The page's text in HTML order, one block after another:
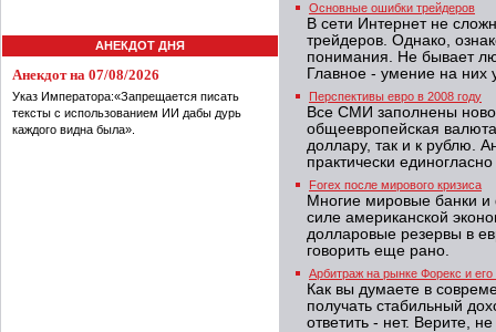
АНЕКДОТ ДНЯ
Анекдот на 07/08/2026
Указ Императора:«Запрещается писать
тексты с использованием ИИ дабы дурь
каждого видна была».
Основные ошибки трейдеров
В сети Интернет не
трейдеров. Однако,
понимания. Не бывает
Главное - умение на них
Перспективы евро в 2008 году
Все СМИ заполнены
общеевропейская валюта
доллару, так и к рублю.
практически
Forex после мирового кризиса
Многие мировые банки и
силе американской
долларовые резервы в
говорить еще рано.
Арбитраж на рынке Форекс и
Как вы думаете в
получать стабильный
ответить - нет. Верите,